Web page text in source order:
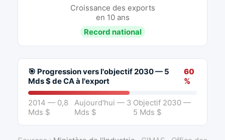
Croissance des exports
en 10 ans
Record national
🎯 Progression vers l'objectif 2030 — 5
Mds $ de CA à l'export
60
%
2014 — 0,8
Mds $
Aujourd'hui — 3
Mds $
Objectif 2030 —
5 Mds $